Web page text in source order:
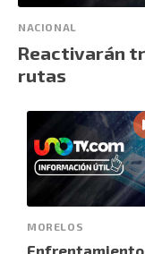
NACIONAL
Reactivarán
rutas
MORELOS
Enfrentamiento